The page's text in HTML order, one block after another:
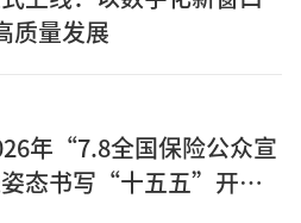
质量发展
年“7.8全国保险公众宣
态书写“十五五”开局